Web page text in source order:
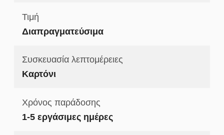
Τιμή
Διαπραγματεύσιμα
Συσκευασία λεπτομέρειες
Καρτόνι
Χρόνος παράδοσης
1-5 εργάσιμες ημέρες